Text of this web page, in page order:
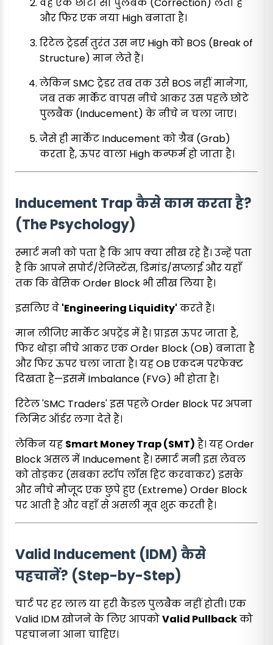
और फिर एक नया High बनाता है।
रिटेल ट्रेडर्स तुरंत उस नए High को BOS (Break of
Structure) मान लेते हैं।
लेकिन SMC ट्रेडर तब तक उसे BOS नहीं मानेगा,
जब तक मार्केट वापस नीचे आकर उस पहले छोटे
पुलबैक (Inducement) के नीचे न चला जाए।
जैसे ही मार्केट Inducement को ग्रैब (Grab)
करता है, ऊपर वाला High कन्फर्म हो जाता है।
Inducement Trap कैसे काम करता है?
(The Psychology)
स्मार्ट मनी को पता है कि आप क्या सीख रहे हैं। उन्हें पता
है कि आपने सपोर्ट/रेजिस्टेंस, डिमांड/सप्लाई और यहाँ
तक कि बेसिक Order Block भी सीख लिया है।
इसलिए वे 'Engineering Liquidity' करते हैं।
मान लीजिए मार्केट अपट्रेंड में है। प्राइस ऊपर जाता है,
फिर थोड़ा नीचे आकर एक Order Block (OB) बनाता है
और फिर ऊपर चला जाता है। यह OB एकदम परफेक्ट
दिखता है—इसमें Imbalance (FVG) भी होता है।
रिटेल 'SMC Traders' इस पहले Order Block पर अपना
लिमिट ऑर्डर लगा देते हैं।
लेकिन यह Smart Money Trap (SMT) है। यह Order
Block असल में Inducement है। स्मार्ट मनी इस लेवल
को तोड़कर (सबका स्टॉप लॉस हिट करवाकर) इसके
और नीचे मौजूद एक छुपे हुए (Extreme) Order Block
पर आती है और वहाँ से असली मूव शुरू करती है।
Valid Inducement (IDM) कैसे
पहचानें? (Step-by-Step)
चार्ट पर हर लाल या हरी कैंडल पुलबैक नहीं होती। एक
Valid IDM खोजने के लिए आपकोValid Pullbackको
पहचानना आना चाहिए।